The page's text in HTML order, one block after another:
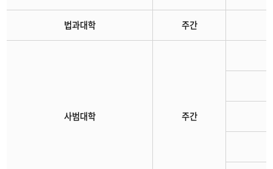
법과대학 주간
사범대학 주간